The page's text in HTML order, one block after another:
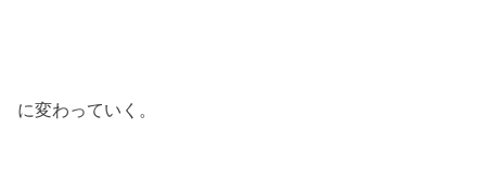
に変わっていく。